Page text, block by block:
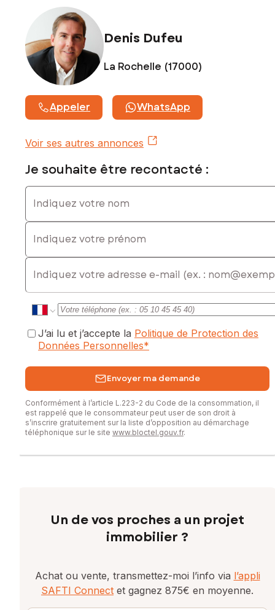
Denis Dufeu
La Rochelle (17000)
Appeler WhatsApp
Voir ses autres annonces
Je souhaite être recontacté :
Indiquez votre nom
Indiquez votre prénom
E-mail
J’ai lu et j’accepte la Politique de Protection des
Données Personnelles*
Envoyer ma demande
Conformément à l’article L.223-2 du Code de la consommation, il
est rappelé que le consommateur peut user de son droit à
s’inscrire gratuitement sur la liste d’opposition au démarchage
téléphonique sur le site www.bloctel.gouv.fr.
Un de vos proches a un projet
immobilier ?
Achat ou vente, transmettez-moi l’info via l’appli
SAFTI Connect et gagnez 875€ en moyenne.